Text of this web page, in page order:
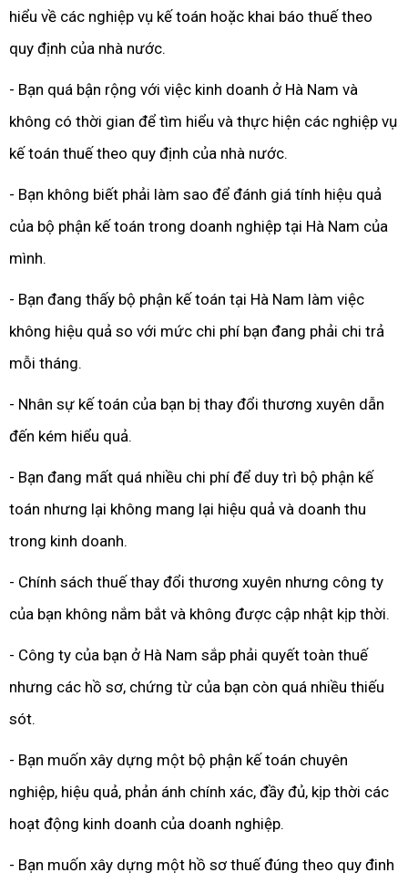
hiểu về các nghiệp vụ kế toán hoặc khai báo thuế theo
quy định của nhà nước.
- Bạn quá bận rộng với việc kinh doanh ở Hà Nam và
không có thời gian để tìm hiểu và thực hiện các nghiệp vụ
kế toán thuế theo quy định của nhà nước.
- Bạn không biết phải làm sao để đánh giá tính hiệu quả
của bộ phận kế toán trong doanh nghiệp tại Hà Nam của
mình.
- Bạn đang thấy bộ phận kế toán tại Hà Nam làm việc
không hiệu quả so với mức chi phí bạn đang phải chi trả
mỗi tháng.
- Nhân sự kế toán của bạn bị thay đổi thương xuyên dẫn
đến kém hiểu quả.
- Bạn đang mất quá nhiều chi phí để duy trì bộ phận kế
toán nhưng lại không mang lại hiệu quả và doanh thu
trong kinh doanh.
- Chính sách thuế thay đổi thương xuyên nhưng công ty
của bạn không nắm bắt và không được cập nhật kịp thời.
- Công ty của bạn ở Hà Nam sắp phải quyết toàn thuế
nhưng các hồ sơ, chứng từ của bạn còn quá nhiều thiếu
sót.
- Bạn muốn xây dựng một bộ phận kế toán chuyên
nghiệp, hiệu quả, phản ánh chính xác, đầy đủ, kịp thời các
hoạt động kinh doanh của doanh nghiệp.
- Bạn muốn xây dựng một hồ sơ thuế đúng theo quy đinh